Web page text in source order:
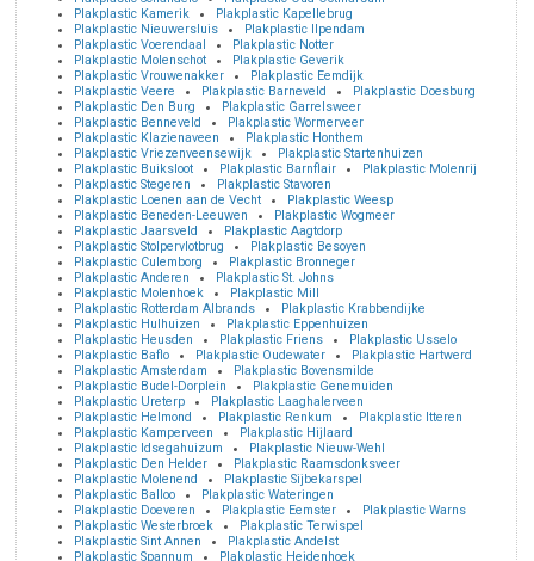
Plakplastic Kamerik
Plakplastic Kapellebrug
Plakplastic Nieuwersluis
Plakplastic Ilpendam
Plakplastic Voerendaal
Plakplastic Notter
Plakplastic Molenschot
Plakplastic Geverik
Plakplastic Vrouwenakker
Plakplastic Eemdijk
Plakplastic Veere
Plakplastic Barneveld
Plakplastic Doesburg
Plakplastic Den Burg
Plakplastic Garrelsweer
Plakplastic Benneveld
Plakplastic Wormerveer
Plakplastic Klazienaveen
Plakplastic Honthem
Plakplastic Vriezenveensewijk
Plakplastic Startenhuizen
Plakplastic Buiksloot
Plakplastic Barnflair
Plakplastic Molenrij
Plakplastic Stegeren
Plakplastic Stavoren
Plakplastic Loenen aan de Vecht
Plakplastic Weesp
Plakplastic Beneden-Leeuwen
Plakplastic Wogmeer
Plakplastic Jaarsveld
Plakplastic Aagtdorp
Plakplastic Stolpervlotbrug
Plakplastic Besoyen
Plakplastic Culemborg
Plakplastic Bronneger
Plakplastic Anderen
Plakplastic St. Johns
Plakplastic Molenhoek
Plakplastic Mill
Plakplastic Rotterdam Albrands
Plakplastic Krabbendijke
Plakplastic Hulhuizen
Plakplastic Eppenhuizen
Plakplastic Heusden
Plakplastic Friens
Plakplastic Usselo
Plakplastic Baflo
Plakplastic Oudewater
Plakplastic Hartwerd
Plakplastic Amsterdam
Plakplastic Bovensmilde
Plakplastic Budel-Dorplein
Plakplastic Genemuiden
Plakplastic Ureterp
Plakplastic Laaghalerveen
Plakplastic Helmond
Plakplastic Renkum
Plakplastic Itteren
Plakplastic Kamperveen
Plakplastic Hijlaard
Plakplastic Idsegahuizum
Plakplastic Nieuw-Wehl
Plakplastic Den Helder
Plakplastic Raamsdonksveer
Plakplastic Molenend
Plakplastic Sijbekarspel
Plakplastic Balloo
Plakplastic Wateringen
Plakplastic Doeveren
Plakplastic Eemster
Plakplastic Warns
Plakplastic Westerbroek
Plakplastic Terwispel
Plakplastic Sint Annen
Plakplastic Andelst
Plakplastic Spannum
Plakplastic Heidenhoek